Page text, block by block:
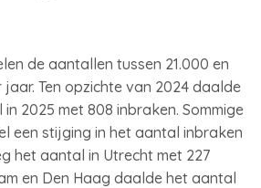
de aantallen tussen 21.000 en
Ten opzichte van 2024 daalde
2025 met 808 inbraken. Sommige
een stijging in het aantal inbraken
het aantal in Utrecht met 227
en Den Haag daalde het aantal